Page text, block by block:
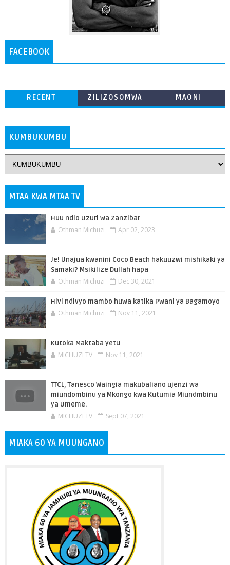
FACEBOOK
RECENT
ZILIZOSOMWA
MAONI
KUMBUKUMBU
MTAA KWA MTAA TV
Huu ndio Uzuri wa Zanzibar
Othman Michuzi Apr 02, 2023
Je! Unajua kwanini Coco Beach hakuuzwi mishikaki ya
Samaki? Msikilize Dullah hapa
Othman Michuzi Dec 30, 2021
Hivi ndivyo mambo huwa katika Pwani ya Bagamoyo
Othman Michuzi Nov 11, 2021
Kutoka Maktaba yetu
MICHUZI TV Nov 11, 2021
TTCL, Tanesco Waingia makubaliano ujenzi wa
miundombinu ya Mkongo kwa Kutumia Miundmbinu
ya Umeme.
MICHUZI TV Sept 07, 2021
MIAKA 60 YA MUUNGANO